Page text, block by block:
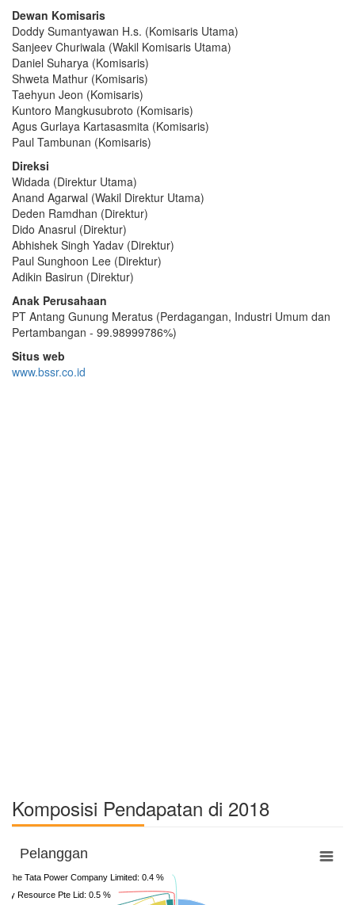
Dewan Komisaris
Doddy Sumantyawan H.s. (Komisaris Utama)
Sanjeev Churiwala (Wakil Komisaris Utama)
Daniel Suharya (Komisaris)
Shweta Mathur (Komisaris)
Taehyun Jeon (Komisaris)
Kuntoro Mangkusubroto (Komisaris)
Agus Gurlaya Kartasasmita (Komisaris)
Paul Tambunan (Komisaris)
Direksi
Widada (Direktur Utama)
Anand Agarwal (Wakil Direktur Utama)
Deden Ramdhan (Direktur)
Dido Anasrul (Direktur)
Abhishek Singh Yadav (Direktur)
Paul Sunghoon Lee (Direktur)
Adikin Basirun (Direktur)
Anak Perusahaan
PT Antang Gunung Meratus (Perdagangan, Industri Umum dan
Pertambangan - 99.98999786%)
Situs web
www.bssr.co.id
Komposisi Pendapatan di 2018
Pelanggan
Resource Pte Lid: 0.5 %
The Tata Power Company Limited: 0.4 %